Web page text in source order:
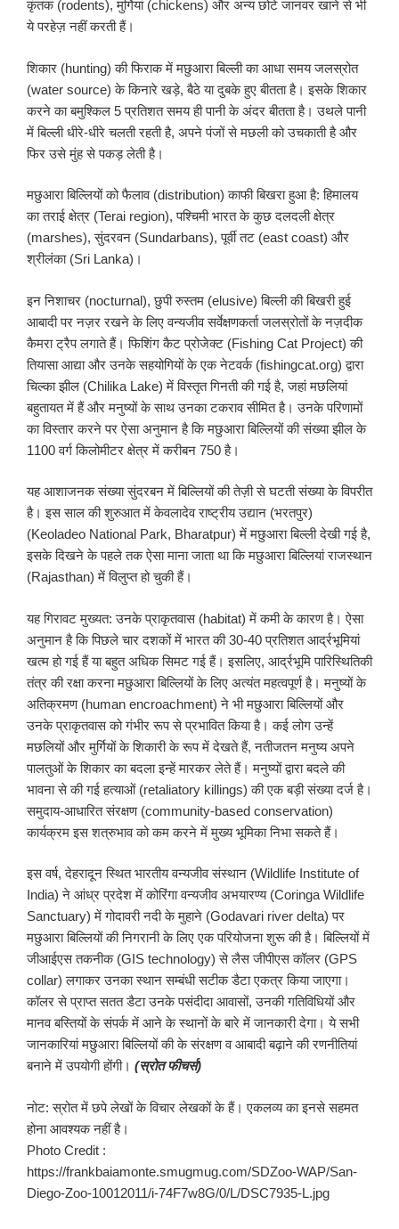
कृंतक (rodents), मुर्गियां (chickens) और अन्य छोटे जानवर खाने से भी
ये परहेज़ नहीं करती हैं।
शिकार (hunting) की फिराक में मछुआरा बिल्ली का आधा समय जलस्रोत
(water source) के किनारे खड़े, बैठे या दुबके हुए बीतता है। इसके शिकार
करने का बमुश्किल 5 प्रतिशत समय ही पानी के अंदर बीतता है। उथले पानी
में बिल्ली धीरे-धीरे चलती रहती है, अपने पंजों से मछली को उचकाती है और
फिर उसे मुंह से पकड़ लेती है।
मछुआरा बिल्लियों को फैलाव (distribution) काफी बिखरा हुआ है: हिमालय
का तराई क्षेत्र (Terai region), पश्चिमी भारत के कुछ दलदली क्षेत्र
(marshes), सुंदरवन (Sundarbans), पूर्वी तट (east coast) और
श्रीलंका (Sri Lanka)।
इन निशाचर (nocturnal), छुपी रुस्तम (elusive) बिल्ली की बिखरी हुई
आबादी पर नज़र रखने के लिए वन्यजीव सर्वेक्षणकर्ता जलस्रोतों के नज़दीक
कैमरा ट्रैप लगाते हैं। फिशिंग कैट प्रोजेक्ट (Fishing Cat Project) की
तियासा आद्या और उनके सहयोगियों के एक नेटवर्क (fishingcat.org) द्वारा
चिल्का झील (Chilika Lake) में विस्तृत गिनती की गई है, जहां मछलियां
बहुतायत में हैं और मनुष्यों के साथ उनका टकराव सीमित है। उनके परिणामों
का विस्तार करने पर ऐसा अनुमान है कि मछुआरा बिल्लियों की संख्या झील के
1100 वर्ग किलोमीटर क्षेत्र में करीबन 750 है।
यह आशाजनक संख्या सुंदरबन में बिल्लियों की तेज़ी से घटती संख्या के विपरीत
है। इस साल की शुरुआत में केवलादेव राष्ट्रीय उद्यान (भरतपुर)
(Keoladeo National Park, Bharatpur) में मछुआरा बिल्ली देखी गई है,
इसके दिखने के पहले तक ऐसा माना जाता था कि मछुआरा बिल्लियां राजस्थान
(Rajasthan) में विलुप्त हो चुकी हैं।
यह गिरावट मुख्यत: उनके प्राकृतवास (habitat) में कमी के कारण है। ऐसा
अनुमान है कि पिछले चार दशकों में भारत की 30-40 प्रतिशत आर्द्रभूमियां
खत्म हो गई हैं या बहुत अधिक सिमट गई हैं। इसलिए, आर्द्रभूमि पारिस्थितिकी
तंत्र की रक्षा करना मछुआरा बिल्लियों के लिए अत्यंत महत्वपूर्ण है। मनुष्यों के
अतिक्रमण (human encroachment) ने भी मछुआरा बिल्लियों और
उनके प्राकृतवास को गंभीर रूप से प्रभावित किया है। कई लोग उन्हें
मछलियों और मुर्गियों के शिकारी के रूप में देखते हैं, नतीजतन मनुष्य अपने
पालतुओं के शिकार का बदला इन्हें मारकर लेते हैं। मनुष्यों द्वारा बदले की
भावना से की गई हत्याओं (retaliatory killings) की एक बड़ी संख्या दर्ज है।
समुदाय-आधारित संरक्षण (community-based conservation)
कार्यक्रम इस शत्रुभाव को कम करने में मुख्य भूमिका निभा सकते हैं।
इस वर्ष, देहरादून स्थित भारतीय वन्यजीव संस्थान (Wildlife Institute of
India) ने आंध्र प्रदेश में कोरिंगा वन्यजीव अभयारण्य (Coringa Wildlife
Sanctuary) में गोदावरी नदी के मुहाने (Godavari river delta) पर
मछुआरा बिल्लियों की निगरानी के लिए एक परियोजना शुरू की है। बिल्लियों में
जीआईएस तकनीक (GIS technology) से लैस जीपीएस कॉलर (GPS
collar) लगाकर उनका स्थान सम्बंधी सटीक डैटा एकत्र किया जाएगा।
कॉलर से प्राप्त सतत डैटा उनके पसंदीदा आवासों, उनकी गतिविधियों और
मानव बस्तियों के संपर्क में आने के स्थानों के बारे में जानकारी देगा। ये सभी
जानकारियां मछुआरा बिल्लियों की के संरक्षण व आबादी बढ़ाने की रणनीतियां
बनाने में उपयोगी होंगी। (स्रोत फीचर्स)
नोट: स्रोत में छपे लेखों के विचार लेखकों के हैं। एकलव्य का इनसे सहमत
होना आवश्यक नहीं है।
Photo Credit :
https://frankbaiamonte.smugmug.com/SDZoo-WAP/San-
Diego-Zoo-10012011/i-74F7w8G/0/L/DSC7935-L.jpg